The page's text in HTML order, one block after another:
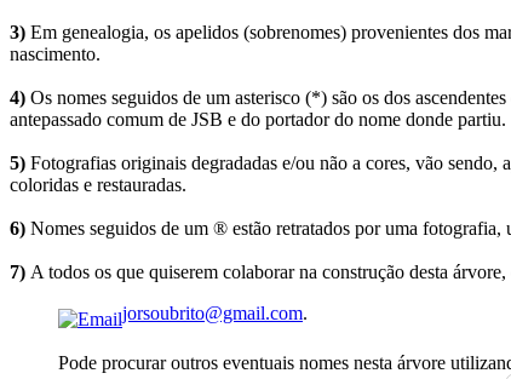
3) Em genealogia, os apelidos (sobrenomes) provenientes dos
nascimento.
4) Os nomes seguidos de um asterisco (*) são os dos
antepassado comum de JSB e do portador do nome donde partiu.
5) Fotografias originais degradadas e/ou não a cores, vão
coloridas e restauradas.
6) Nomes seguidos de um ® estão retratados por uma
7) A todos os que quiserem colaborar na construção desta
jorsoubrito@gmail.com.
Pode procurar outros eventuais nomes nesta árvore